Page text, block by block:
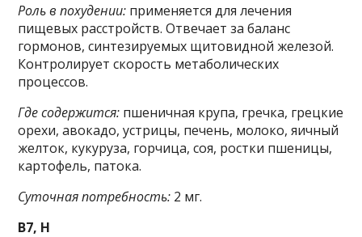
Роль в похудении: применяется для лечения
пищевых расстройств. Отвечает за баланс
гормонов, синтезируемых щитовидной железой.
Контролирует скорость метаболических
процессов.
Где содержится: пшеничная крупа, гречка, грецкие
орехи, авокадо, устрицы, печень, молоко, яичный
желток, кукуруза, горчица, соя, ростки пшеницы,
картофель, патока.
Суточная потребность: 2 мг.
B7, H